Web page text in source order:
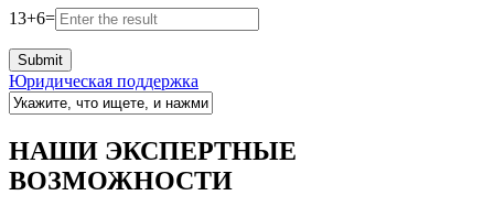
13+6=
Юридическая поддержка
НАШИ ЭКСПЕРТНЫЕ
ВОЗМОЖНОСТИ